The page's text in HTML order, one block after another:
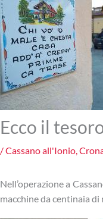
Ecco il
/Cassano all'Ionio,
Nell’operazione a
macchine da centinaia